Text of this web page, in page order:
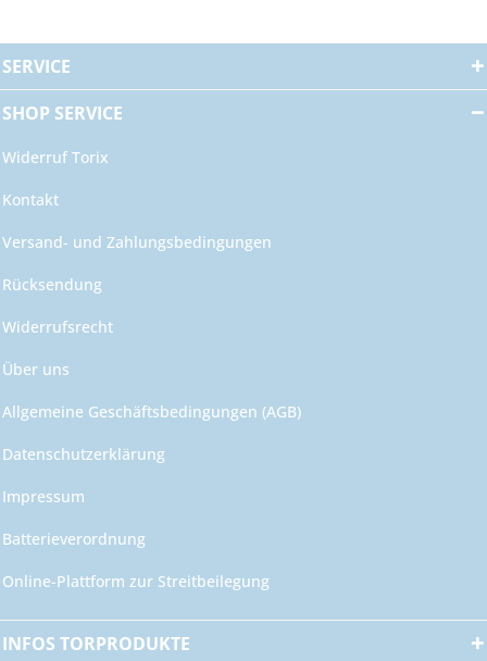
SERVICE
SHOP SERVICE
Widerruf Torix
Kontakt
Versand- und Zahlungsbedingungen
Rücksendung
Widerrufsrecht
Über uns
Allgemeine Geschäftsbedingungen (AGB)
Datenschutzerklärung
Impressum
Batterieverordnung
Online-Plattform zur Streitbeilegung
INFOS TORPRODUKTE